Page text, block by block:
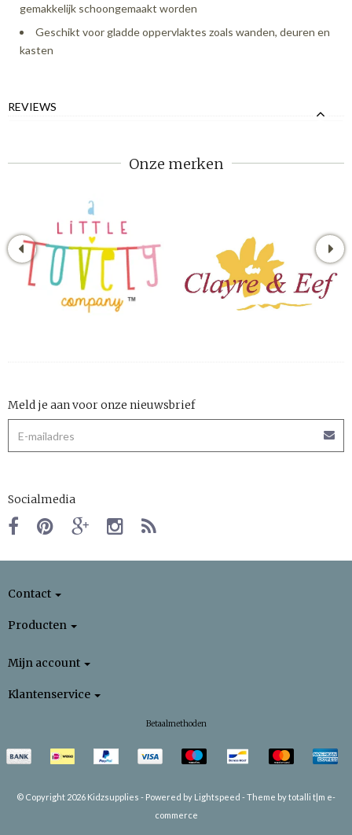
gemakkelijk schoongemaakt worden
Geschikt voor gladde oppervlaktes zoals wanden, deuren en
kasten
REVIEWS
Onze merken
Meld je aan voor onze nieuwsbrief
Socialmedia
Contact
Producten
Mijn account
Klantenservice
Betaalmethoden
© Copyright 2026 Kidzsupplies - Powered by Lightspeed -Theme by totalli t|m e-
commerce